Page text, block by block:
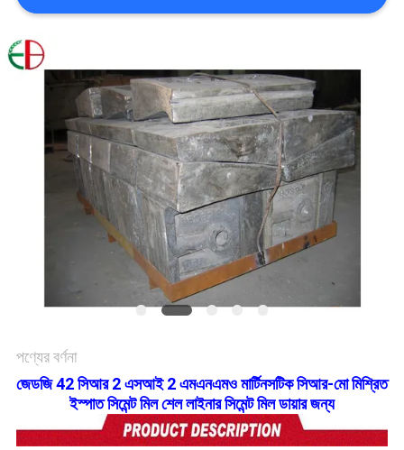
উদ্ধৃতির
জন্য
আবেদন
পণ্যের বর্ণনা
জেডজি 42 সিআর 2 এসআই 2 এমএনএমও মার্টিনসটিক সিআর-মো মিশ্রিত
ইস্পাত সিমেন্ট মিল শেল লাইনার সিমেন্ট মিল ডায়ার জন্য